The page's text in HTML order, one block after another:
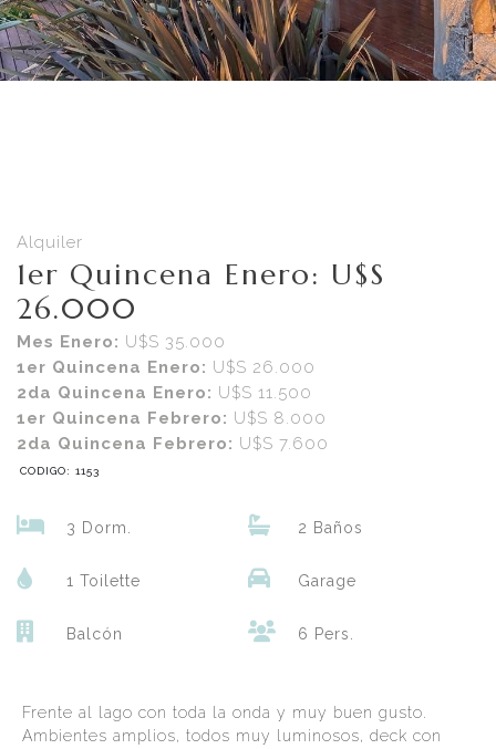
Alquiler
1er Quincena Enero: U$S
26.000
Mes Enero: U$S 35.000
1er Quincena Enero: U$S 26.000
2da Quincena Enero: U$S 11.500
1er Quincena Febrero: U$S 8.000
2da Quincena Febrero: U$S 7.600
CODIGO: 1153
3 Dorm. 2 Baños
1 Toilette Garage
Balcón 6 Pers.
Frente al lago con toda la onda y muy buen gusto.
Ambientes amplios, todos muy luminosos, deck con